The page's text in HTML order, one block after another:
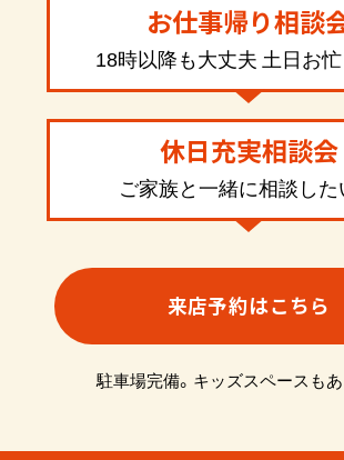
お仕事帰り相談
18時以降も大丈夫 土日お
休日充実相談会
ご家族と一緒に相談し
来店予約はこちら
駐車場完備。キッズスペースもあ